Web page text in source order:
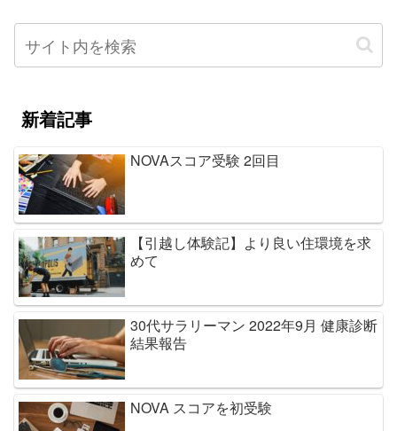
新着記事
NOVAスコア受験 2回目
【引越し体験記】より良い住環境を求
めて
30代サラリーマン 2022年9月 健康診断
結果報告
NOVA スコアを初受験